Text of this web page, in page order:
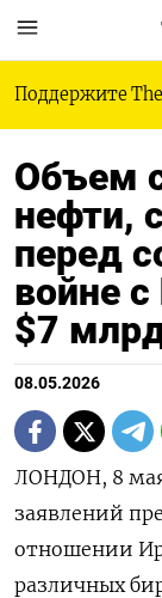
Поддержите
Объем
нефти,
перед
войне
$7
08.05.2026
ЛОНДОН, 8
заявлений
отношении
‌различных